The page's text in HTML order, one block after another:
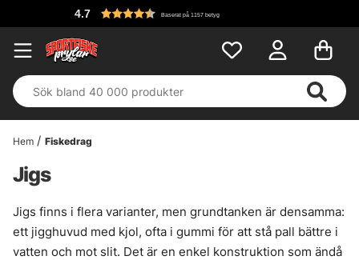
Baserat på 1157 betyg
Hem Fiskedrag
Jigs
Jigs finns i flera varianter, men grundtanken är densamma:
ett jigghuvud med kjol, ofta i gummi för att stå pall bättre i
vatten och mot slit. Det är en enkel konstruktion som ändå